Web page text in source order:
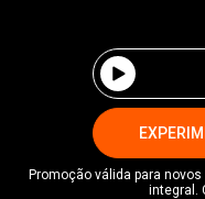
Promoção válida para
integral.